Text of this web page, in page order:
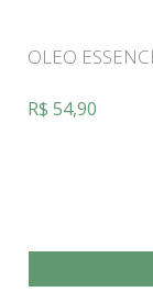
OLEO
R$ 54,90